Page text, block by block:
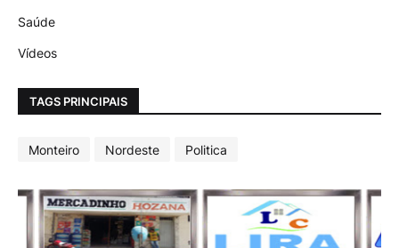
Saúde
Vídeos
TAGS PRINCIPAIS
Monteiro Nordeste Politica